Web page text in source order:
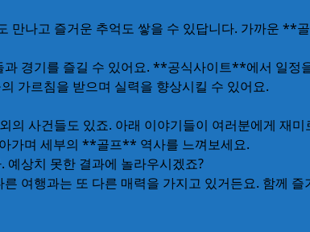
나고 즐거운 추억도 쌓을 수 있답니다. 가까운
경기를 즐길 수 있어요. **공식사이트**에서 일정
가르침을 받으며 실력을 향상시킬 수 있어요.
사건들도 있죠. 아래 이야기들이 여러분에게 재
가며 세부의 **골프** 역사를 느껴보세요.
상치 못한 결과에 놀라우시겠죠?
행과는 또 다른 매력을 가지고 있거든요. 함께